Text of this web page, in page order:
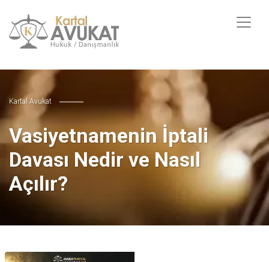
Kartal Avukat
Vasiyetnamenin İptali
Davası Nedir ve Nasıl
Açılır?